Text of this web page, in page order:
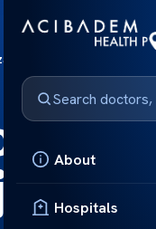
About
Hospitals
olakšanje
–